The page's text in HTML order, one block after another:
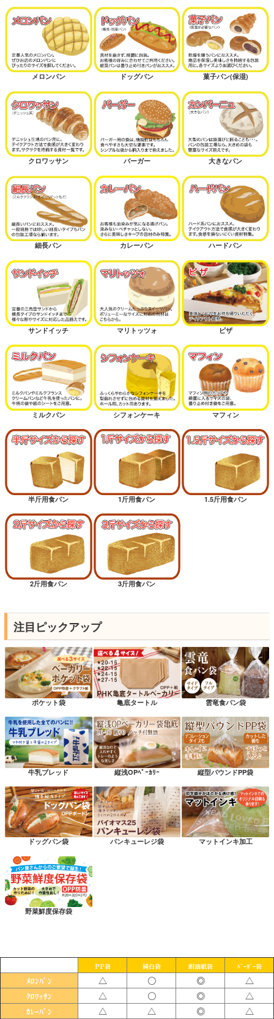
メロンパン ドッグパン 菓子パン(保湿)
クロワッサン バーガー 大きなパン
細長パン カレーパン ハードパン
サンドイッチ マリトッツォ ピザ
ミルクパン シフォンケーキ マフィン
半斤用食パン 1斤用食パン 1.5斤用食パン
2斤用食パン 3斤用食パン
注目ピックアップ
ポケット袋 亀底タートル 雲竜食パン袋
牛乳ブレッド 縦浅OPﾍﾞｰｶﾘｰ 縦型パウンドPP袋
ドッグパン袋 パンキューレジ袋 マットインキ加工
野菜鮮度保存袋
PP袋 純白袋 耐油紙袋 ﾊﾞｰｶﾞｰ袋
ﾒﾛﾝﾊﾟﾝ △ 〇 ◎ △
ｸﾛﾜｯｻﾝ △ 〇 ◎ △
ｶﾚｰﾊﾟﾝ △ △ ◎ △